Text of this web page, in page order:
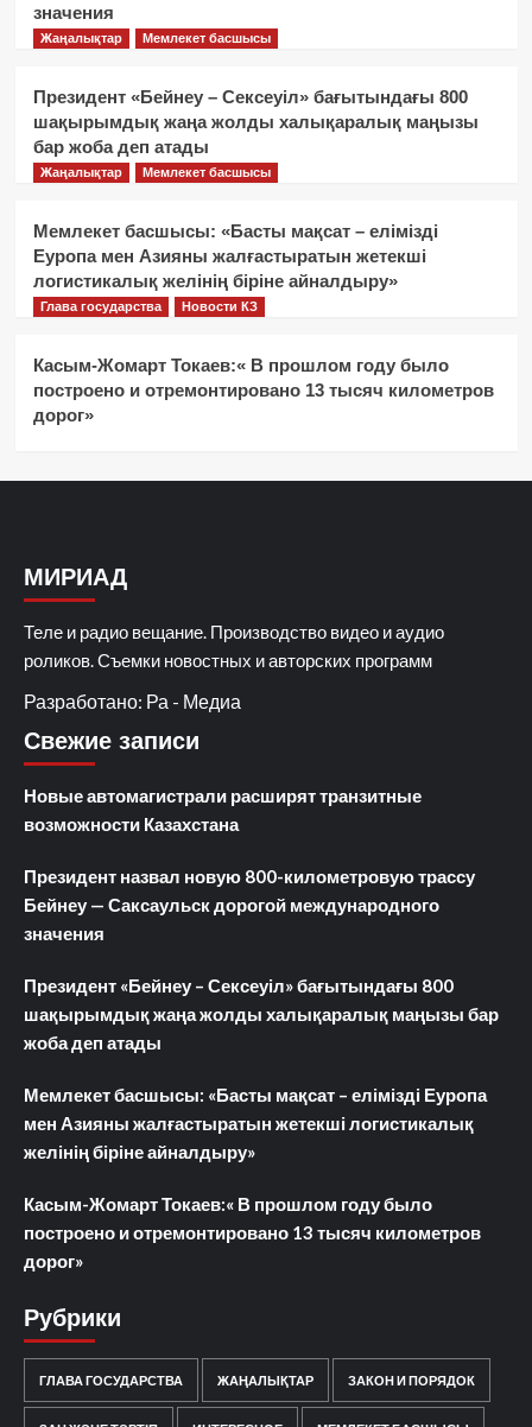
значения
Жаңалықтар Мемлекет басшысы
Президент «Бейнеу – Сексеуіл» бағытындағы 800
шақырымдық жаңа жолды халықаралық маңызы
бар жоба деп атады
Жаңалықтар Мемлекет басшысы
Мемлекет басшысы: «Басты мақсат – елімізді
Еуропа мен Азияны жалғастыратын жетекші
логистикалық желінің біріне айналдыру»
Глава государства Новости КЗ
Касым-Жомарт Токаев:« В прошлом году было
построено и отремонтировано 13 тысяч километров
дорог»
МИРИАД
Теле и радио вещание. Производство видео и аудио
роликов. Съемки новостных и авторских программ
Разработано: Ра - Медиа
Свежие записи
Новые автомагистрали расширят транзитные
возможности Казахстана
Президент назвал новую 800-километровую трассу
Бейнеу — Саксаульск дорогой международного
значения
Президент «Бейнеу – Сексеуіл» бағытындағы 800
шақырымдық жаңа жолды халықаралық маңызы бар
жоба деп атады
Мемлекет басшысы: «Басты мақсат – елімізді Еуропа
мен Азияны жалғастыратын жетекші логистикалық
желінің біріне айналдыру»
Касым-Жомарт Токаев:« В прошлом году было
построено и отремонтировано 13 тысяч километров
дорог»
Рубрики
ГЛАВА ГОСУДАРСТВА ЖАҢАЛЫҚТАР ЗАКОН И ПОРЯДОК